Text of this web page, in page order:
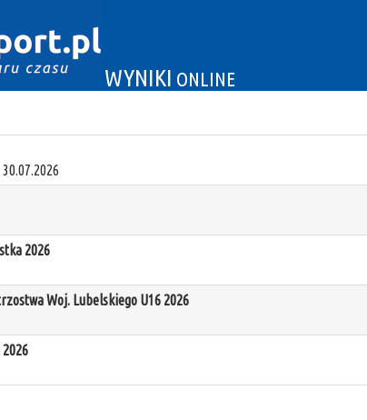
WYNIKI ONLINE
2026
Woj. Lubelskiego U16 2026